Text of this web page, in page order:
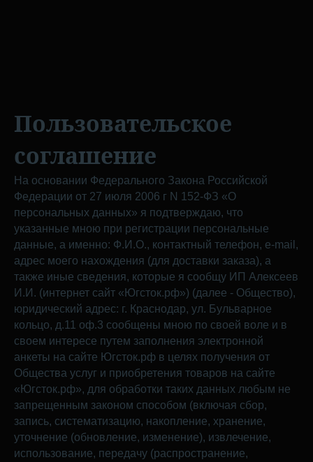
Пользовательское
соглашение
На основании Федерального Закона Российской
Федерации от 27 июля 2006 г N 152-ФЗ «О
персональных данных» я подтверждаю, что
указанные мною при регистрации персональные
данные, а именно: Ф.И.О., контактный телефон, e-mail,
адрес моего нахождения (для доставки заказа), а
также иные сведения, которые я сообщу ИП Алексеев
И.И. (интернет сайт «Югсток.рф») (далее - Общество),
юридический адрес: г. Краснодар, ул. Бульварное
кольцо, д.11 оф.3 сообщены мною по своей воле и в
своем интересе путем заполнения электронной
анкеты на сайте Югсток.рф в целях получения от
Общества услуг и приобретения товаров на сайте
«Югсток.рф», для обработки таких данных любым не
запрещенным законом способом (включая сбор,
запись, систематизацию, накопление, хранение,
уточнение (обновление, изменение), извлечение,
использование, передачу (распространение,